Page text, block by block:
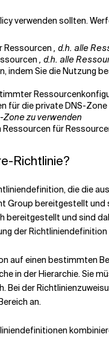
verwenden sollten.
Ressourcen , d.h. alle
, d.h. alle
indem Sie die Nutzung
für die private DNS-
Zone zu verwenden
Ressourcen für
Richtlinie?
die die
Group bereitgestellt
bereitgestellt und sind
der Richtliniendefinition
auf einen bestimmten
in der Hierarchie. Sie
Bei der
an.